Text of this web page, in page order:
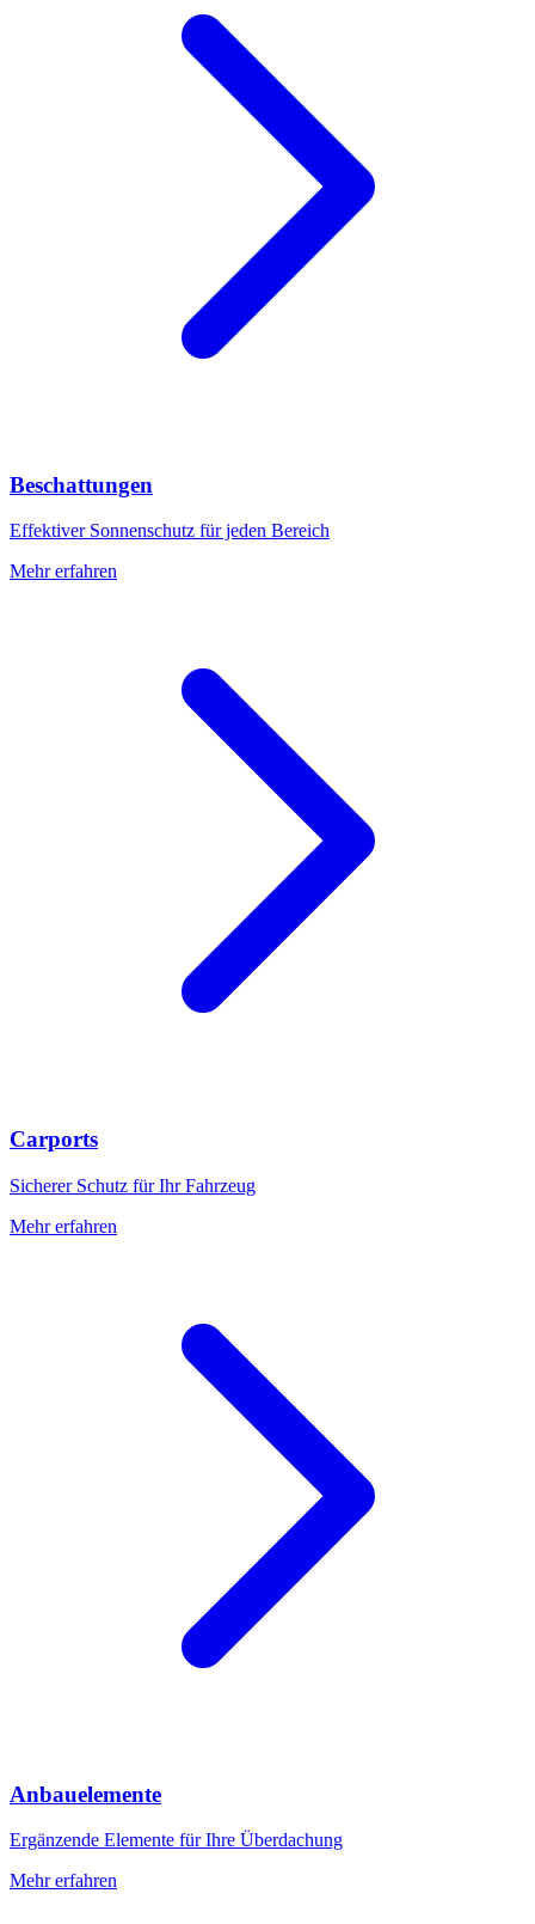
Beschattungen
Effektiver Sonnenschutz für jeden Bereich
Mehr erfahren
Carports
Sicherer Schutz für Ihr Fahrzeug
Mehr erfahren
Anbauelemente
Ergänzende Elemente für Ihre Überdachung
Mehr erfahren